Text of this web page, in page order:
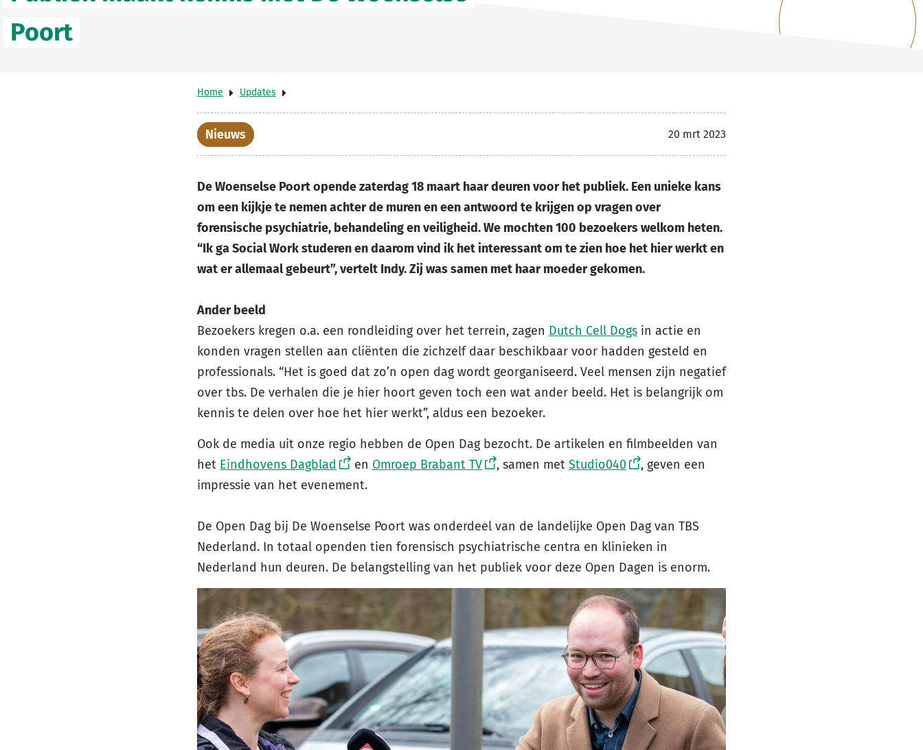
Poort
Home Updates
Nieuws 20 mrt 2023
De Woenselse Poort opende zaterdag 18 maart haar deuren voor het publiek. Een unieke kans
om een kijkje te nemen achter de muren en een antwoord te krijgen op vragen over
forensische psychiatrie, behandeling en veiligheid. We mochten 100 bezoekers welkom heten.
“Ik ga Social Work studeren en daarom vind ik het interessant om te zien hoe het hier werkt en
wat er allemaal gebeurt”, vertelt Indy. Zij was samen met haar moeder gekomen.
Ander beeld
Bezoekers kregen o.a. een rondleiding over het terrein, zagen Dutch Cell Dogs in actie en
konden vragen stellen aan cliënten die zichzelf daar beschikbaar voor hadden gesteld en
professionals. “Het is goed dat zo’n open dag wordt georganiseerd. Veel mensen zijn negatief
over tbs. De verhalen die je hier hoort geven toch een wat ander beeld. Het is belangrijk om
kennis te delen over hoe het hier werkt”, aldus een bezoeker.
Ook de media uit onze regio hebben de Open Dag bezocht. De artikelen en filmbeelden van
het Eindhovens Dagblad en Omroep Brabant TV , samen met Studio040
, geven een
impressie van het evenement.
De Open Dag bij De Woenselse Poort was onderdeel van de landelijke Open Dag van TBS
Nederland. In totaal openden tien forensisch psychiatrische centra en klinieken in
Nederland hun deuren. De belangstelling van het publiek voor deze Open Dagen is enorm.